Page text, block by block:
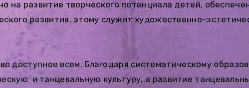
на развитие творческого потенциала детей,
развития, этому служит художественно-
доступное всем. Благодаря систематическому
и танцевальную культуру, а развитие